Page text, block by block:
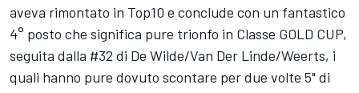
aveva rimontato in Top10 e conclude con un fantastico
4° posto che significa pure trionfo in Classe GOLD CUP,
seguita dalla #32 di De Wilde/Van Der Linde/Weerts, i
quali hanno pure dovuto scontare per due volte 5" di